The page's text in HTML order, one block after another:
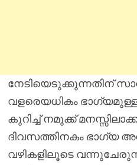
നേടിയെടുക്കുന്നതിന്
വളരെയധികം
കുറിച്ച് നമുക്ക്
ദിവസത്തിനകം ഭാഗ്യ
വഴികളിലൂടെ